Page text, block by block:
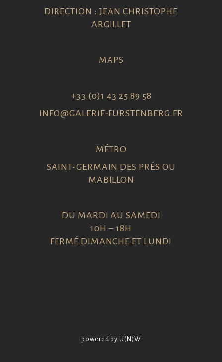
DIRECTION : JEAN CHRISTOPHE
ARGILLET
MAPS
+33 (0)1 43 25 89 58
INFO@GALERIE-FURSTENBERG.FR
MÉTRO
SAINT-GERMAIN DES PRÉS OU
MABILLON
DU MARDI AU SAMEDI
10H – 18H
FERMÉ DIMANCHE ET LUNDI
powered by U(N)W